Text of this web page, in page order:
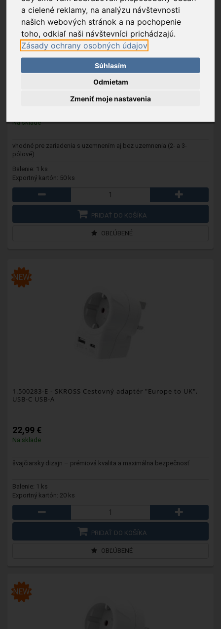
a cielené reklamy, na analýzu návštevnosti
našich webových stránok a na pochopenie
toho, odkiaľ naši návštevníci prichádzajú.
Zásady ochrany osobných údajov
Súhlasím
Odmietam
Zmeniť moje nastavenia
1.500203C-E- SKROSS Cestovný adaptér "Europe to USA"
Na sklade
vhodné pre zariadenia s uzemnením aj bez uzemnenia (2- a 3-
pólové)
Balenie: 1 ks
Exportný kartón: 50 ks
PRIDAŤ DO KOŠÍKA
OBĽÚBENÉ
NEW
1.500283-E - SKROSS Cestovný adaptér "Europe to UK",
USB-C USB-A
22,99 €
Na sklade
švajčiarsky dizajn – prémiová kvalita a maximálna bezpečnosť
Balenie: 1 ks
Exportný kartón: 20 ks
PRIDAŤ DO KOŠÍKA
OBĽÚBENÉ
NEW